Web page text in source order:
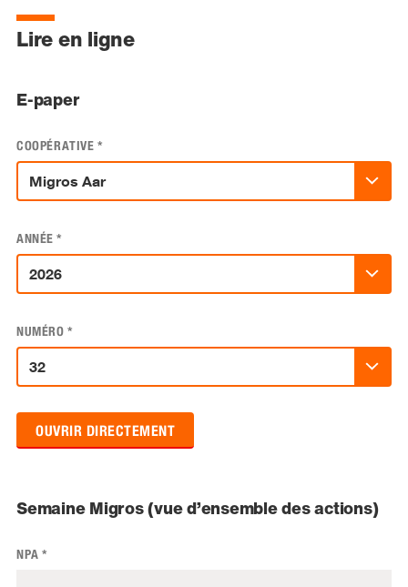
Lire en ligne
E-paper
COOPÉRATIVE *
ANNÉE *
NUMÉRO *
OUVRIR DIRECTEMENT
Semaine Migros (vue d’ensemble des actions)
NPA *